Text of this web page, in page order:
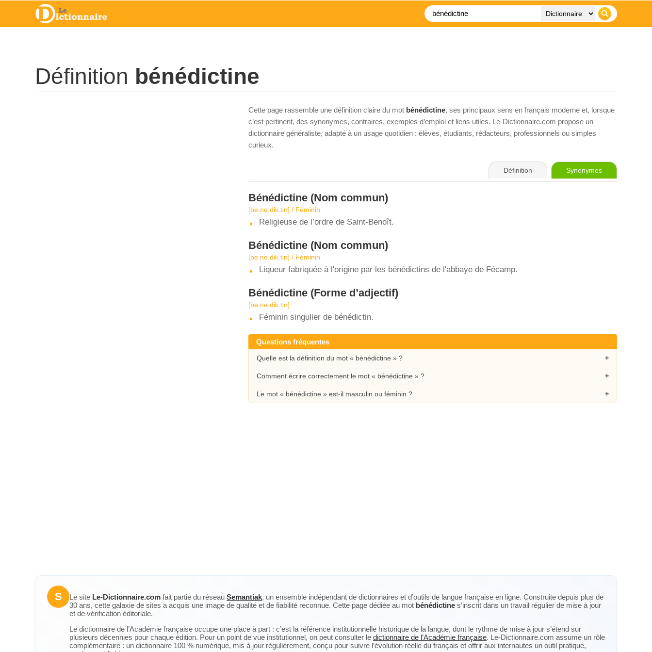
Définition bénédictine
Cette page rassemble une définition claire du mot bénédictine, ses principaux sens en français moderne et, lorsque
c’est pertinent, des synonymes, contraires, exemples d’emploi et liens utiles. Le-Dictionnaire.com propose un
dictionnaire généraliste, adapté à un usage quotidien : élèves, étudiants, rédacteurs, professionnels ou simples
curieux.
Définition Synonymes
Bénédictine (Nom commun)
[be.ne.dik.tin] / Féminin
Religieuse de l’ordre de Saint-Benoît.
Bénédictine (Nom commun)
[be.ne.dik.tin] / Féminin
Liqueur fabriquée à l'origine par les bénédictins de l'abbaye de Fécamp.
Bénédictine (Forme d’adjectif)
[be.ne.dik.tin]
Féminin singulier de bénédictin.
Questions fréquentes
Quelle est la définition du mot « bénédictine » ?
Comment écrire correctement le mot « bénédictine » ?
Le mot « bénédictine » est-il masculin ou féminin ?
S Le site Le-Dictionnaire.com fait partie du réseau Semantiak, un ensemble indépendant de dictionnaires et d’outils de langue française en ligne. Construite depuis plus de
30 ans, cette galaxie de sites a acquis une image de qualité et de fiabilité reconnue. Cette page dédiée au mot bénédictine s’inscrit dans un travail régulier de mise à jour
et de vérification éditoriale.
Le dictionnaire de l’Académie française occupe une place à part : c’est la référence institutionnelle historique de la langue, dont le rythme de mise à jour s’étend sur
plusieurs décennies pour chaque édition. Pour un point de vue institutionnel, on peut consulter le dictionnaire de l’Académie française. Le-Dictionnaire.com assume un rôle
complémentaire : un dictionnaire 100 % numérique, mis à jour régulièrement, conçu pour suivre l’évolution réelle du français et offrir aux internautes un outil pratique,